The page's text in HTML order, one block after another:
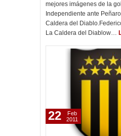
mejores imágenes de la
Independiente ante
Caldera del
La Caldera del Diablow…
22
Feb
2011